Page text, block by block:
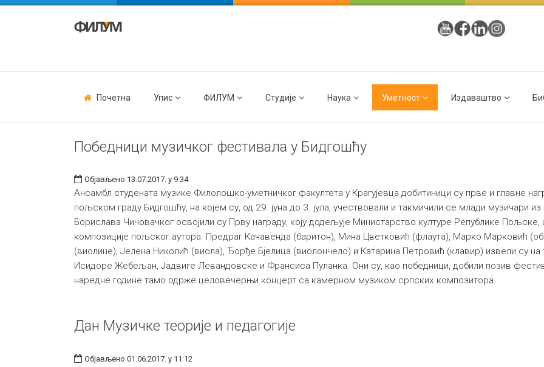
Почетна Упис ФИЛУМ Студије Наука Уметност Издаваштво
Победници музичког фестивала у Бидгошћу
Објављено 13.07.2017. у 9:34
Ансамбл студената музике Филолошко-уметничког факултета у Крагујевца добитиници су прве и главне
пољском граду Бидгошћу, на којем су, од 29. јуна до 3. јула, учествовали и такмичили се млади музичари
Борислава Чичовачког освојили су Прву награду, коју додељује Министарство културе Републике
композиције пољског аутора. Предраг Качавенда (баритон), Мина Цветковић (флаута), Марко Марковић
(виолине), Јелена Николић (виола), Ђорђе Бјелица (виолончело) и Катарина Петровић (клавир) извели су
Исидоре Жебељан, Јадвиге Левандовске и Франсиса Пуланка. Они су, као победници, добили позив
наредне године тамо одрже целовечерњи концерт са камерном музиком српских композитора.
Дан Музичке теорије и педагогије
Објављено 01.06.2017. у 11:12